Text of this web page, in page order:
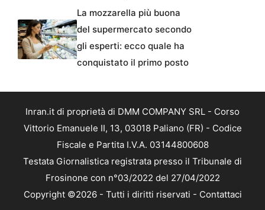
La mozzarella più buona
del supermercato secondo
gli esperti: ecco quale ha
conquistato il primo posto
Inran.it di proprietà di DMM COMPANY SRL - Corso
Vittorio Emanuele II, 13, 03018 Paliano (FR) - Codice
Fiscale e Partita I.V.A. 03144800608
Testata Giornalistica registrata presso il Tribunale di
Frosinone con n°03/2022 del 27/04/2022
Copyright ©2026 - Tutti i diritti riservati - Contattaci